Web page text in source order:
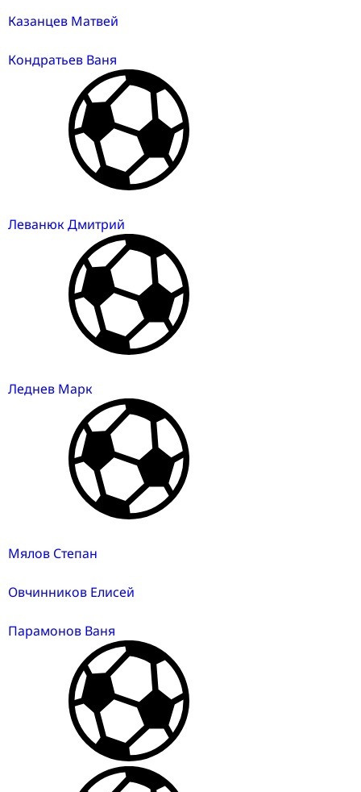
Казанцев Матвей
Кондратьев Ваня
Леванюк Дмитрий
Леднев Марк
Мялов Степан
Овчинников Елисей
Парамонов Ваня